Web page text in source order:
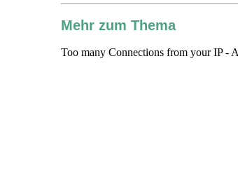
Mehr zum Thema